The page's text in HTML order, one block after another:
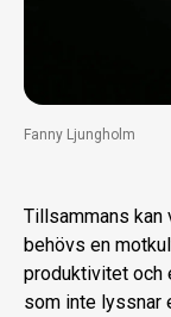
Fanny Ljungholm
Tillsammans kan
behövs en
produktivitet och
som inte lyssnar